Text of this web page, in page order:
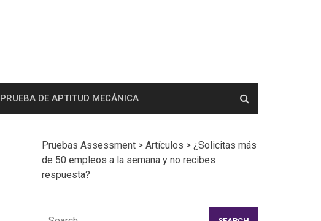
PRUEBA DE APTITUD MECÁNICA
Pruebas Assessment> Artículos > ¿Solicitas más
de 50 empleos a la semana y no recibes
respuesta?